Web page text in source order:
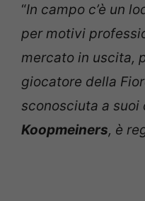
“In campo c’è un
per motivi
mercato in uscita,
giocatore della
sconosciuta a suoi
Koopmeiners, è